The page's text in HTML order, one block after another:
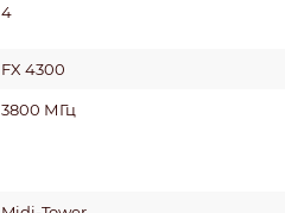
4
FX 4300
3800 МГц